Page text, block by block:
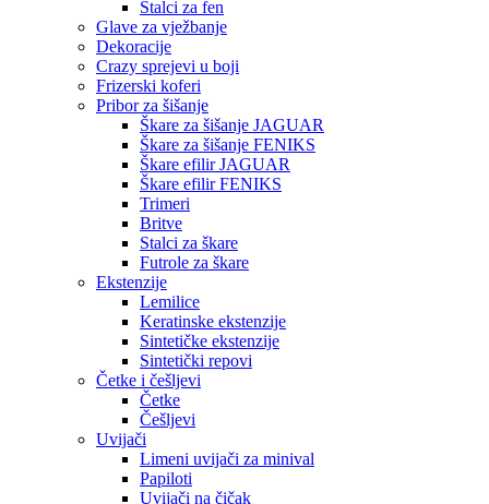
Stalci za fen
Glave za vježbanje
Dekoracije
Crazy sprejevi u boji
Frizerski koferi
Pribor za šišanje
Škare za šišanje JAGUAR
Škare za šišanje FENIKS
Škare efilir JAGUAR
Škare efilir FENIKS
Trimeri
Britve
Stalci za škare
Futrole za škare
Ekstenzije
Lemilice
Keratinske ekstenzije
Sintetičke ekstenzije
Sintetički repovi
Četke i češljevi
Četke
Češljevi
Uvijači
Limeni uvijači za minival
Papiloti
Uvijači na čičak